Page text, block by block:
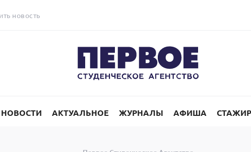
новость
НОВОСТИ АКТУАЛЬНОЕ ЖУРНАЛЫ АФИША